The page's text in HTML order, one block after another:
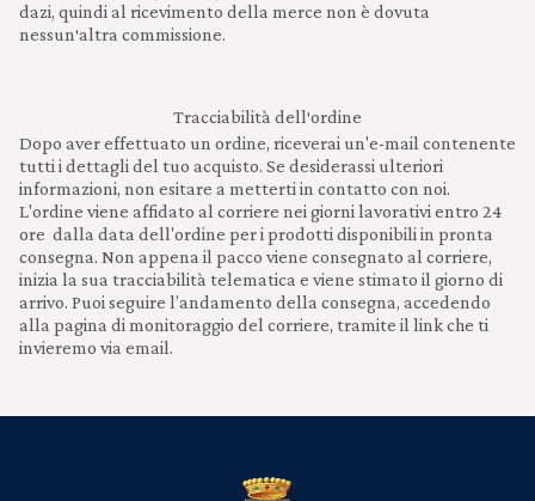
dazi, quindi al ricevimento della merce non è dovuta
nessun′altra commissione.
Tracciabilità dell′ordine
Dopo aver effettuato un ordine, riceverai un'e-mail contenente
tutti i dettagli del tuo acquisto. Se desiderassi ulteriori
informazioni, non esitare a metterti in contatto con noi.
L'ordine viene affidato al corriere nei giorni lavorativi entro 24
ore dalla data dell'ordine per i prodotti disponibili in pronta
consegna. Non appena il pacco viene consegnato al corriere,
inizia la sua tracciabilità telematica e viene stimato il giorno di
arrivo. Puoi seguire l’andamento della consegna, accedendo
alla pagina di monitoraggio del corriere, tramite il link che ti
invieremo via email.